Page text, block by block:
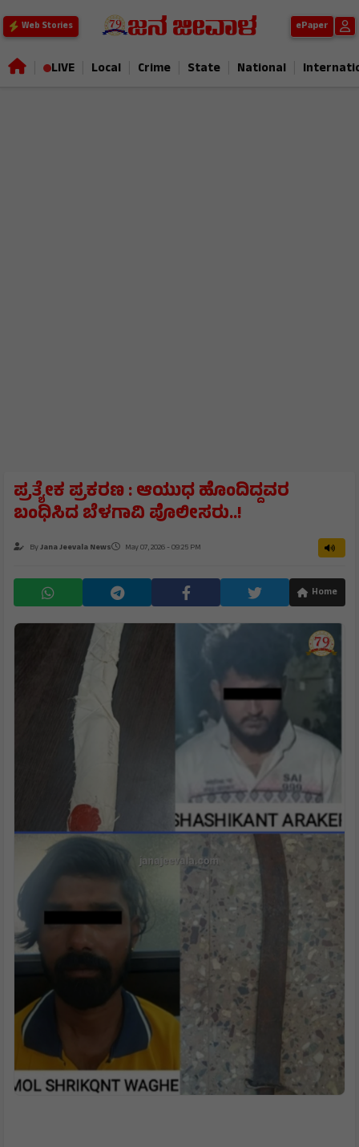
Web Stories ePaper
LIVE Local Crime State National
ಪ್ರತ್ಯೇಕ ಪ್ರಕರಣ : ಆಯುಧ ಹೊಂದಿದ್ದವರ
ಬಂಧಿಸಿದ ಬೆಳಗಾವಿ ಪೊಲೀಸರು..!
ByJana Jeevala News May 07, 2026 - 09:25 PM
Home